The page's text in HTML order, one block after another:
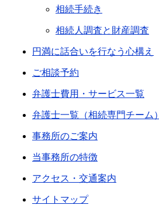
相続手続き
相続人調査と財産調査
円満に話合いを行なう心構え
ご相談予約
弁護士費用・サービス一覧
弁護士一覧（相続専門チーム）
事務所のご案内
当事務所の特徴
アクセス・交通案内
サイトマップ